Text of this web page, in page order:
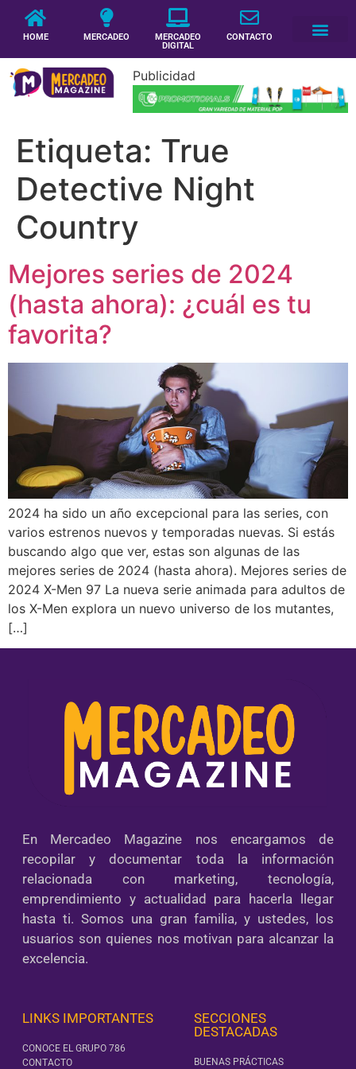
HOME MERCADEO
MERCADEO
DIGITAL
CONTACTO
Publicidad
Etiqueta: True
Detective Night
Country
Mejores series de 2024
(hasta ahora): ¿cuál es tu
favorita?
2024 ha sido un año excepcional para las series, con
varios estrenos nuevos y temporadas nuevas. Si estás
buscando algo que ver, estas son algunas de las
mejores series de 2024 (hasta ahora). Mejores series de
2024 X-Men 97 La nueva serie animada para adultos de
los X-Men explora un nuevo universo de los mutantes,
[…]
En Mercadeo Magazine nos encargamos de
recopilar y documentar toda la información
relacionada con marketing, tecnología,
emprendimiento y actualidad para hacerla llegar
hasta ti. Somos una gran familia, y ustedes, los
usuarios son quienes nos motivan para alcanzar la
excelencia.
LINKS IMPORTANTES
CONOCE EL GRUPO 786
CONTACTO
SECCIONES
DESTACADAS
BUENAS PRÁCTICAS